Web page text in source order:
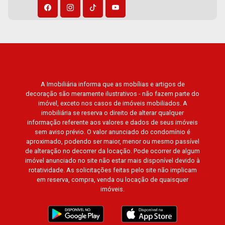
Paineiras, Aroeira, Figueira Branca, Pirangueira,
Villa Dei Fiori, Vivendas da Mata, Jatobá, Colina
Santa Maria, Baraúna Residencial, Villa de Buenos
Aires, Magnólias, Vila do Golfe, Vila Verde,
Country Village, San Remo, Residencial Jardim
Canadá, Torino, Città di Positano, San Diego,
Quinta da Alvorada, Monte Rey, Garden Villa e
Quinta do Golfe. Avenida João Fiúsa, 1051 - Alto
da Boa Vista | Ribeirão Preto.
A Imobiliária informa que as mobílias e artigos de
decoração são meramente ilustrativos - não fazem parte do
imóvel, exceto nos casos de imóveis mobiliados. A
imobiliária se reserva o direito de alterar qualquer
informação referente aos valores e dados de seus imóveis
sem aviso prévio. O valor anunciado do condomínio é
aproximado, podendo ser maior, menor ou mesmo passível
de alteração no decorrer da locação. Pode ocorrer de algum
imóvel anunciado no site não estar mais disponível devido à
rotatividade. As solicitações feitas pelo site não implicam
em reserva, compra, venda ou locação de quaisquer
imóveis.